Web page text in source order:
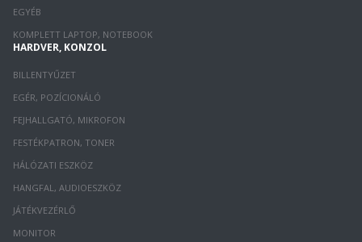
EGYÉB
KOMPLETT LAPTOP, NOTEBOOK
HARDVER, KONZOL
BILLENTYŰZET
EGÉR, POZÍCIONÁLÓ
FEJHALLGATÓ, MIKROFON
FESTÉKPATRON, TONER
HÁLÓZATI ESZKÖZ
HANGFAL, AUDIOESZKÖZ
JÁTÉKVEZÉRLŐ
MONITOR